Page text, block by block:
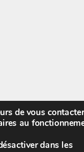
visiteur ![
de vous contacter
au
dans les